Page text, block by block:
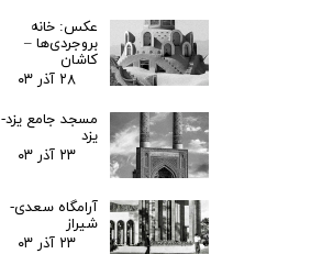
عکس: خانه
بروجردی‌ها –
کاشان
۲۸ آذر ۰۳
مسجد جامع یزد-
یزد
۲۳ آذر ۰۳
آرامگاه سعدی-
شیراز
۲۳ آذر ۰۳